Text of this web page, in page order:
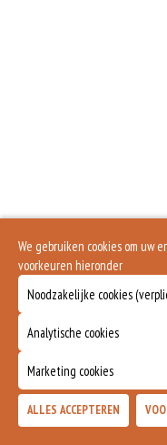
We gebruiken cookies om uw
voorkeuren hieronder
Noodzakelijke cookies
Analytische cookies
Marketing cookies
ALLES ACCEPTEREN